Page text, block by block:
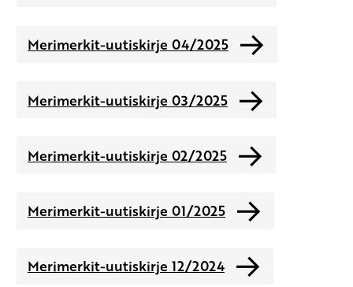
Merimerkit-uutiskirje 04/2025
Merimerkit-uutiskirje 03/2025
Merimerkit-uutiskirje 02/2025
Merimerkit-uutiskirje 01/2025
Merimerkit-uutiskirje 12/2024